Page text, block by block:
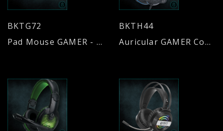
BKTG72
Pad Mouse GAMER - Control - Antideslizante
BKTH44
Auricular GAMER Compatible Play4- Xbox